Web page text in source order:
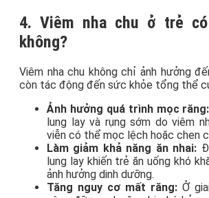
4. Viêm nha chu ở trẻ
không?
Viêm nha chu không chỉ ảnh hưởng
còn tác động đến sức khỏe tổng thể
Ảnh hưởng quá trình mọc răng:
lung lay và rụng sớm do viêm
viễn có thể mọc lệch hoặc chen
Làm giảm khả năng ăn nhai:
lung lay khiến trẻ ăn uống khó
ảnh hưởng dinh dưỡng.
Tăng nguy cơ mất răng: Ở